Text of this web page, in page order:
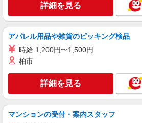
詳細を見る
アパレル用品や雑貨のピッキング検品
時給 1,200円〜1,500円
柏市
詳細を見る
マンションの受付・案内スタッフ